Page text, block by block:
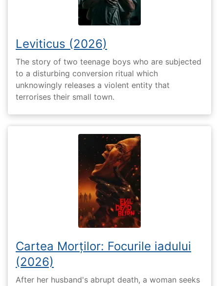
Leviticus (2026)
The story of two teenage boys who are subjected
to a disturbing conversion ritual which
unknowingly releases a violent entity that
terrorises their small town.
Cartea Morților: Focurile iadului
(2026)
After her husband's abrupt death, a woman seeks